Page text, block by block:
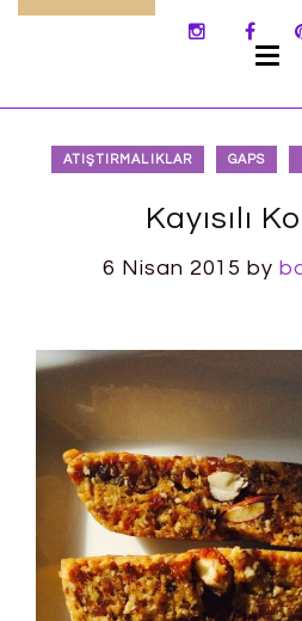
ATIŞTIRMALIKLAR GAPS
Kayısılı
6 Nisan 2015 by